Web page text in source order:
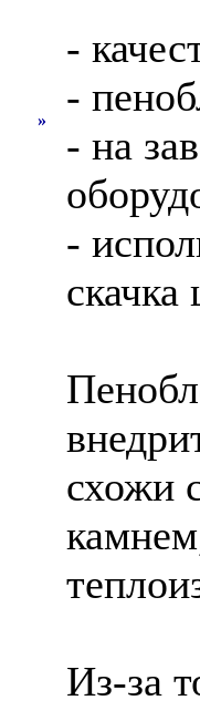
»
-
-
- на
-
скачка
схожи
Из-за